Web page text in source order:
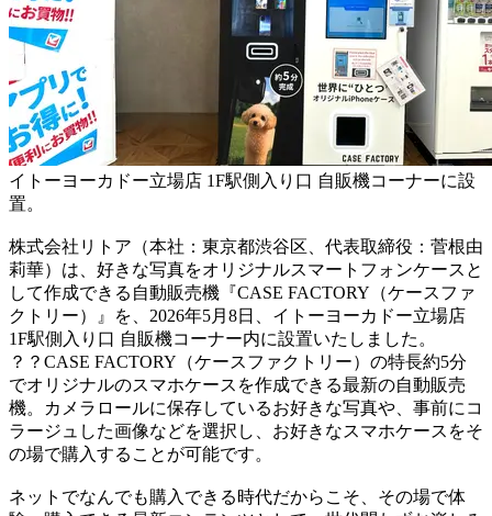
イトーヨーカドー立場店 1F駅側入り口 自販機コーナーに設
置。
株式会社リトア（本社：東京都渋谷区、代表取締役：菅根由
莉華）は、好きな写真をオリジナルスマートフォンケースと
して作成できる自動販売機『CASE FACTORY（ケースファ
クトリー）』を、2026年5月8日、イトーヨーカドー立場店
1F駅側入り口 自販機コーナー内に設置いたしました。
？？CASE FACTORY（ケースファクトリー）の特長約5分
でオリジナルのスマホケースを作成できる最新の自動販売
機。カメラロールに保存しているお好きな写真や、事前にコ
ラージュした画像などを選択し、お好きなスマホケースをそ
の場で購入することが可能です。
ネットでなんでも購入できる時代だからこそ、その場で体